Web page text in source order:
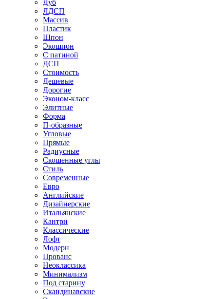
Дуб
ЛДСП
Массив
Пластик
Шпон
Экошпон
С патиной
ДСП
Стоимость
Дешевые
Дорогие
Эконом-класс
Элитные
Форма
П-образные
Угловые
Прямые
Радиусные
Скошенные углы
Стиль
Современные
Евро
Английские
Дизайнерские
Итальянские
Кантри
Классические
Лофт
Модерн
Прованс
Неоклассика
Минимализм
Под старину
Скандинавские